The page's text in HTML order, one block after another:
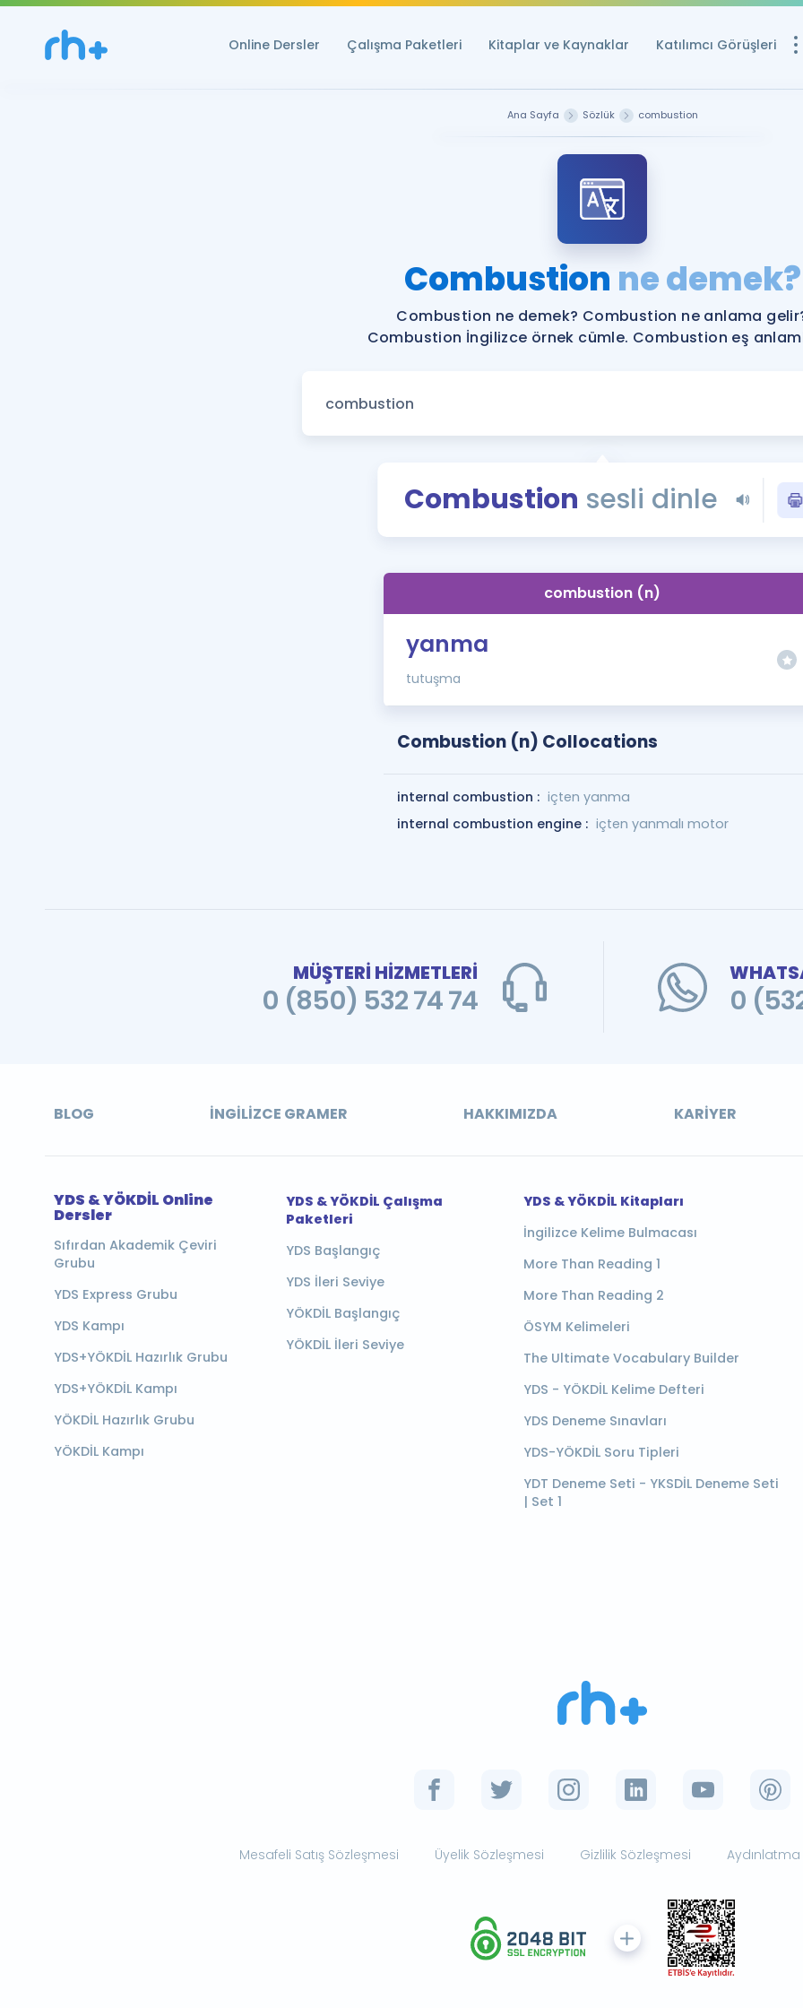
Online Dersler Çalışma Paketleri Kitaplar ve Kaynaklar Katılımcı Görüşleri
Ücretsiz
YDS ve YÖKDİL
YDS ve YÖKDİL'e
Tüm ÖSYM
Blog
YDS - YÖKDİL
İngilizce
Ana Sayfa Sözlük combustion
Combustion ne demek?
Combustion ne demek? Combustion ne anlama
Combustion İngilizce örnek cümle. Combustion eş
Combustion sesli dinle
combustion (n)
yanma
tutuşma
Combustion (n) Collocations
internal combustion : içten yanma
internal combustion engine : içten yanmalı motor
MÜŞTERİ HİZMETLERİ
0 (850) 532 74 74 0
BLOG İNGILIZCE GRAMER HAKKIMIZDA KARIYER
YDS & YÖKDİL Online
Dersler
Sıfırdan Akademik Çeviri
Grubu
YDS Express Grubu
YDS Kampı
YDS+YÖKDİL Hazırlık Grubu
YDS+YÖKDİL Kampı
YÖKDİL Hazırlık Grubu
YÖKDİL Kampı
YDS & YÖKDİL Çalışma
Paketleri
YDS Başlangıç
YDS İleri Seviye
YÖKDİL Başlangıç
YÖKDİL İleri Seviye
YDS & YÖKDİL Kitapları
İngilizce Kelime Bulmacası
More Than Reading 1
More Than Reading 2
ÖSYM Kelimeleri
The Ultimate Vocabulary Builder
YDS - YÖKDİL Kelime Defteri
YDS Deneme Sınavları
YDS-YÖKDİL Soru Tipleri
YDT Deneme Seti - YKSDİL Deneme Seti
| Set 1
Mesafeli Satış Sözleşmesi Üyelik Sözleşmesi Gizlilik Sözleşmesi